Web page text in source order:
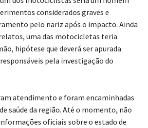
considerados graves e
pelo nariz após o impacto. Ainda
uma das motocicletas teria
hipótese que deverá ser apurada
pela investigação do
atendimento e foram encaminhadas
saúde da região. Até o momento, não
oficiais sobre o estado de